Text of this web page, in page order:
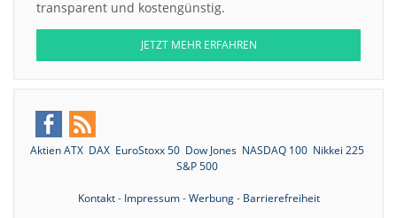
transparent und kostengünstig.
JETZT MEHR ERFAHREN
Aktien ATX DAX EuroStoxx 50 Dow Jones NASDAQ 100 Nikkei 225
S&P 500
Kontakt- Impressum-Werbung- Barrierefreiheit